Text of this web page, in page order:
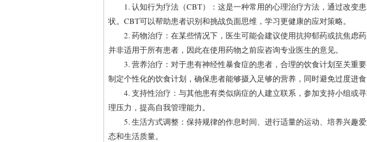
1. 认知行为疗法（CBT）：这是一种常用的心理治疗方法，通过改变
状。CBT可以帮助患者识别和挑战负面思维，学习更健康的应对策略。
2. 药物治疗：在某些情况下，医生可能会建议使用抗抑郁药或抗焦虑
并非适用于所有患者，因此在使用药物之前应咨询专业医生的意见。
3. 营养治疗：对于患有神经性暴食症的患者，合理的饮食计划至关重
制定个性化的饮食计划，确保患者能够摄入足够的营养，同时避免过度进食
4. 支持性治疗：与其他患有类似病症的人建立联系，参加支持小组或
理压力，提高自我管理能力。
5. 生活方式调整：保持规律的作息时间、进行适量的运动、培养兴趣
态和生活质量。